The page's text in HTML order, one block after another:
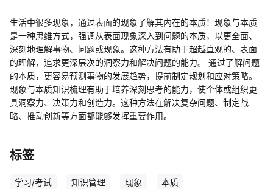
生活中很多现象，通过表面的现象了解其内在的本质！现象与本质
是一种思维方式，强调从表面现象深入到问题的本质，以更全面、
深刻地理解事物、问题或现象。这种方法有助于超越直观的、表面
的理解，追求更深层次的洞察力和解决问题的能力。 通过了解问题
的本质，更容易预测事物的发展趋势，提前制定规划和应对策略。
现象与本质知识梳理有助于培养深刻思考的能力，使个体或组织更
具洞察力、决策力和创造力。这种方法在解决复杂问题、制定战
略、推动创新等方面都能够发挥重要作用。
标签
学习/考试 知识管理 现象 本质